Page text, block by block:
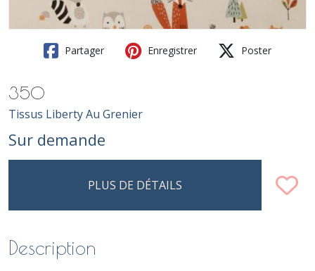
Partager Enregistrer Poster
350
Tissus Liberty Au Grenier
Sur demande
PLUS DE DÉTAILS
Description